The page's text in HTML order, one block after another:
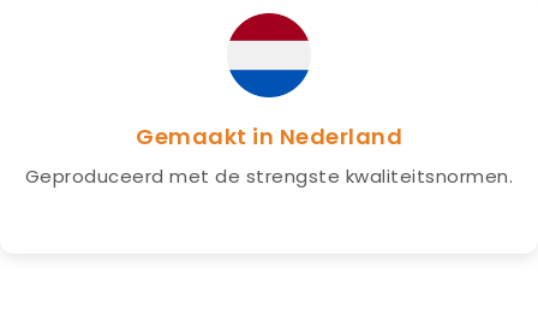
Gemaakt in Nederland
Geproduceerd met de strengste kwaliteitsnormen.